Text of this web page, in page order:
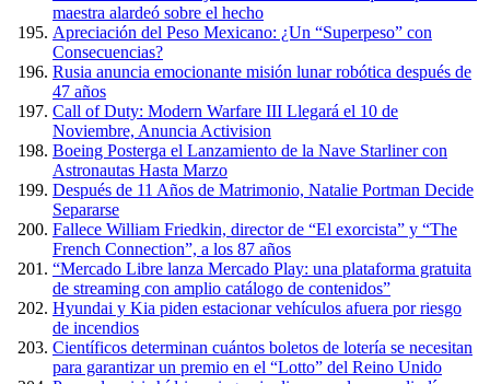
maestra alardeó sobre el hecho
Apreciación del Peso Mexicano: ¿Un “Superpeso” con
Consecuencias?
Rusia anuncia emocionante misión lunar robótica después de
47 años
Call of Duty: Modern Warfare III Llegará el 10 de
Noviembre, Anuncia Activision
Boeing Posterga el Lanzamiento de la Nave Starliner con
Astronautas Hasta Marzo
Después de 11 Años de Matrimonio, Natalie Portman Decide
Separarse
Fallece William Friedkin, director de “El exorcista” y “The
French Connection”, a los 87 años
“Mercado Libre lanza Mercado Play: una plataforma gratuita
de streaming con amplio catálogo de contenidos”
Hyundai y Kia piden estacionar vehículos afuera por riesgo
de incendios
Científicos determinan cuántos boletos de lotería se necesitan
para garantizar un premio en el “Lotto” del Reino Unido